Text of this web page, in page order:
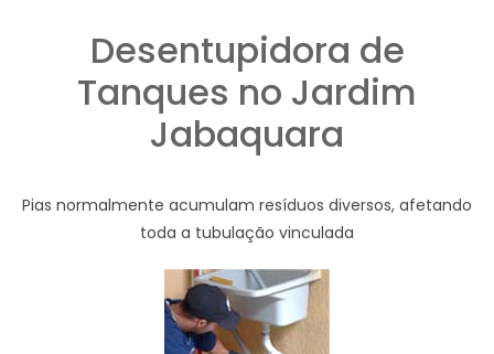
Desentupidora de
Tanques no Jardim
Jabaquara
Pias normalmente acumulam resíduos diversos, afetando
toda a tubulação vinculada